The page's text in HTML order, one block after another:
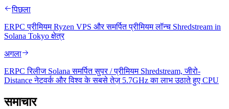
पिछला
ERPC प्रीमियम Ryzen VPS और समर्पित प्रीमियम लॉन्च Shredstream in
Solana Tokyo क्षेत्र
अगला
ERPC रिलीज Solana समर्पित सुपर / प्रीमियम Shredstream, जीरो-
Distance नेटवर्क और विश्व के सबसे तेज़ 5.7GHz का लाभ उठाते हुए CPU
समाचार